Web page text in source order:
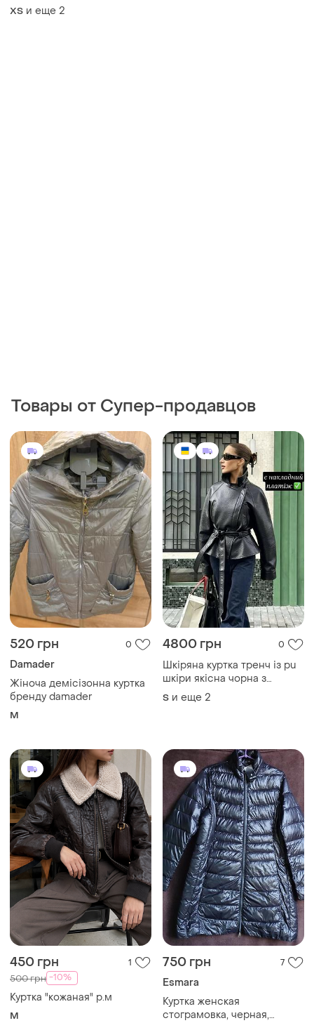
ХS и еще 2
Товары от Супер-продавцов
520 грн 0
Damader
Жіноча демісізонна куртка
бренду damader
M
4800 грн 0
Шкіряна куртка тренч із pu
шкіри якісна чорна з
поясом
S и еще 2
450 грн 1
500 грн -10%
Куртка "кожаная" р.м
M
750 грн 7
Esmara
Куртка женская
стограмовка, черная,